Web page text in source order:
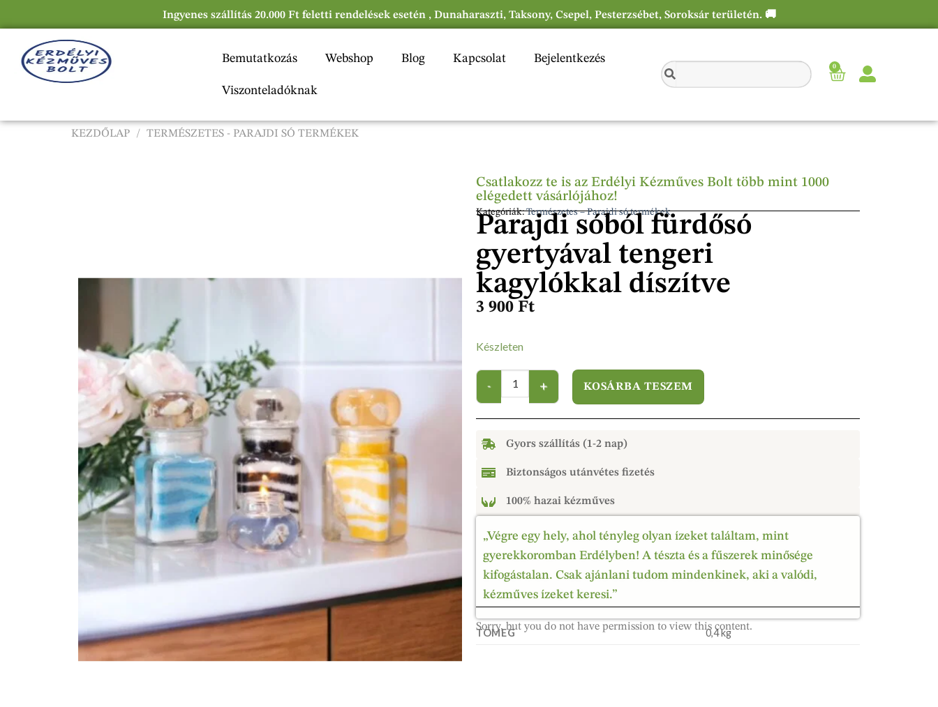
Ingyenes szállítás 20.000 Ft feletti rendelések esetén , Dunaharaszti, Taksony, Csepel, Pesterzsébet, Soroksár területén. 🚚
Bemutatkozás Webshop Blog Kapcsolat Bejelentkezés
Viszonteladóknak
0
KEZDŐLAP / TERMÉSZETES - PARAJDI SÓ TERMÉKEK
Csatlakozz te is az Erdélyi Kézműves Bolt több mint 1000
elégedett vásárlójához!
Kategóriák:Természetes – Parajdi só termékek
Parajdi sóból fürdősó
gyertyával tengeri
kagylókkal díszítve
3 900 Ft
Készleten
KOSÁRBA TESZEM
Gyors szállítás (1-2 nap)
Biztonságos utánvétes fizetés
100% hazai kézműves
„Végre egy hely, ahol tényleg olyan ízeket találtam, mint
gyerekkoromban Erdélyben! A tészta és a fűszerek minősége
kifogástalan. Csak ajánlani tudom mindenkinek, aki a valódi,
kézműves ízeket keresi.”
Sorry, but you do not have permission to view this content.
TÖMEG 0,4 kg